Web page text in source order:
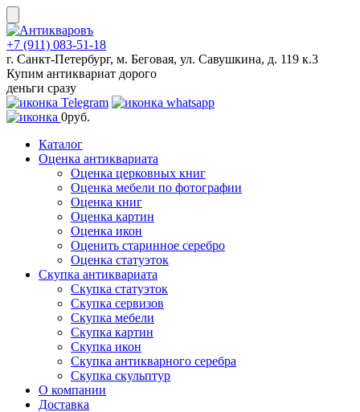
Skip
to
content
+7 (911) 083-51-18
г. Санкт-Петербург, м. Беговая, ул. Савушкина, д. 119 к.3
Купим антиквариат дорого
деньги сразу
0руб.
Каталог
Оценка антиквариата
Оценка церковных книг
Оценка мебели по фотографии
Оценка книг
Оценка картин
Оценка икон
Оценить старинное серебро
Оценка статуэток
Скупка антиквариата
Скупка статуэток
Скупка сервизов
Скупка мебели
Скупка картин
Скупка икон
Скупка антикварного серебра
Скупка скульптур
О компании
Доставка